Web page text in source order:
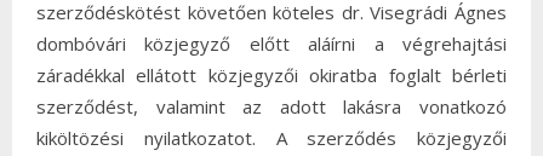
szerződéskötést követően köteles dr. Visegrádi Ágnes
dombóvári közjegyző előtt aláírni a végrehajtási
záradékkal ellátott közjegyzői okiratba foglalt bérleti
szerződést, valamint az adott lakásra vonatkozó
kiköltözési nyilatkozatot. A szerződés közjegyzői